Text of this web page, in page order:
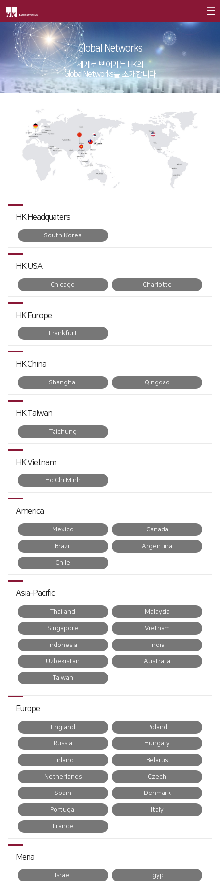
회사소개
CEO
회사연혁
가치경영∨
지사안내∨
Global Networks
국내지사
제품소개
Fiber∨
FS Series
FL3015
FC3015
HD Series
Conversion
Gantry∨
FO Series
HD Gantry Series
Tube∨
TL6527-S
TL9036-X
절곡기
유압 절곡기
전기 절곡기
용접기
고객지원
서비스
교육일정
원격지원
HK Insight
투자정보
IR 자료실
사회공헌
사회공헌개요
사회공헌활동
Global Networks
세계로 뻗어가는 HK의
Global Networks를 소개합니다
HK Headquaters
South Korea
HK USA
Chicago Charlotte
HK Europe
Frankfurt
HK China
Shanghai Qingdao
HK Taiwan
Taichung
HK Vietnam
Ho Chi Minh
America
Mexico Canada
Brazil Argentina
Chile
Asia-Pacific
Thailand Malaysia
Singapore Vietnam
Indonesia India
Uzbekistan Australia
Taiwan
Europe
England Poland
Russia Hungary
Finland Belarus
Netherlands Czech
Spain Denmark
Portugal Italy
France
Mena
Israel Egypt